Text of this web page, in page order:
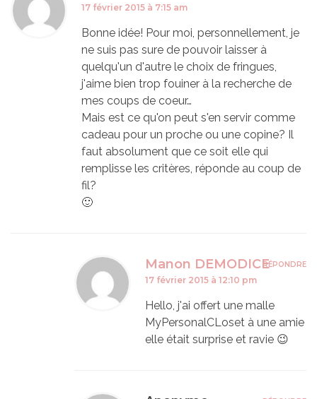
17 février 2015 à 7:15 am
Bonne idée! Pour moi, personnellement, je
ne suis pas sure de pouvoir laisser à
quelqu'un d'autre le choix de fringues,
j'aime bien trop fouiner à la recherche de
mes coups de coeur…
Mais est ce qu'on peut s'en servir comme
cadeau pour un proche ou une copine? Il
faut absolument que ce soit elle qui
remplisse les critères, réponde au coup de
fil?
🙂
Manon DEMODICE
17 février 2015 à 12:10 pm
Hello, j'ai offert une malle
MyPersonalCLoset à une amie
elle était surprise et ravie 😉
RÉPONDRE